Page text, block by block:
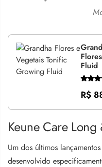
Fluid
R$
Keune Care Long
Um dos últimos
desenvolvido